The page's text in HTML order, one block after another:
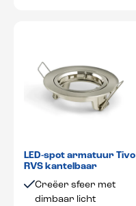
LED-spot armatuur Tivo
RVS kantelbaar
Creëer sfeer met
dimbaar licht